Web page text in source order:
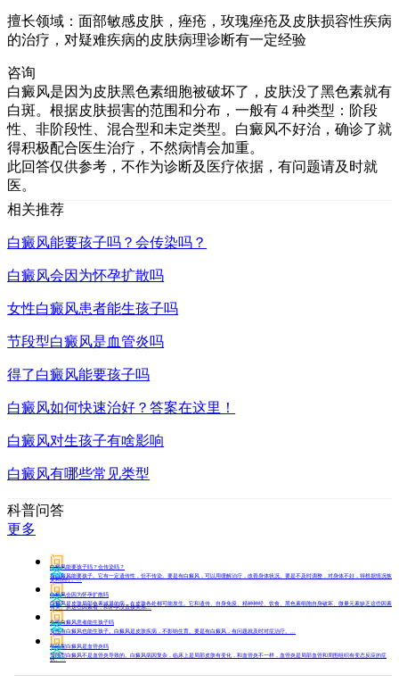
擅长领域：面部敏感皮肤，痤疮，玫瑰痤疮及皮肤损容性疾病
的治疗，对疑难疾病的皮肤病理诊断有一定经验
咨询
白癜风是因为皮肤黑色素细胞被破坏了，皮肤没了黑色素就有
白斑。根据皮肤损害的范围和分布，一般有 4 种类型：阶段
性、非阶段性、混合型和未定类型。白癜风不好治，确诊了就
得积极配合医生治疗，不然病情会加重。
此回答仅供参考，不作为诊断及医疗依据，有问题请及时就
医。
相关推荐
白癜风能要孩子吗？会传染吗？
白癜风会因为怀孕扩散吗
女性白癜风患者能生孩子吗
节段型白癜风是血管炎吗
得了白癜风能要孩子吗
白癜风如何快速治好？答案在这里！
白癜风对生孩子有啥影响
白癜风有哪些常见类型
科普问答
更多
问
白癜风能要孩子吗？会传染吗？
答
有白癜风能要孩子。它有一定遗传性，但不传染。要是有白癜风，可以用缓解治疗，改善身体状况。要是不及时调整，对身体不好，得根据情况恢
复和治疗。...
问
白癜风会因为怀孕扩散吗
答
白癜风是皮肤局部色素减退的病，在皮肤各处都可能发生。它和遗传、自身免疫、精神神经、饮食、黑色素细胞自身破坏、微量元素缺乏这些因素
有关。从这些因素看，和怀孕没直接关系...
问
女性白癜风患者能生孩子吗
答
女性有白癜风也能生孩子。白癜风是皮肤疾病，不影响生育。要是有白癜风，有问题就及时对症治疗。...
问
节段型白癜风是血管炎吗
答
节段型白癜风不是血管炎导致的。白癜风病因复杂，临床上是局部皮肤有变化，和血管炎不一样，血管炎是局部血管和周围组织有变态反应的症
状。...